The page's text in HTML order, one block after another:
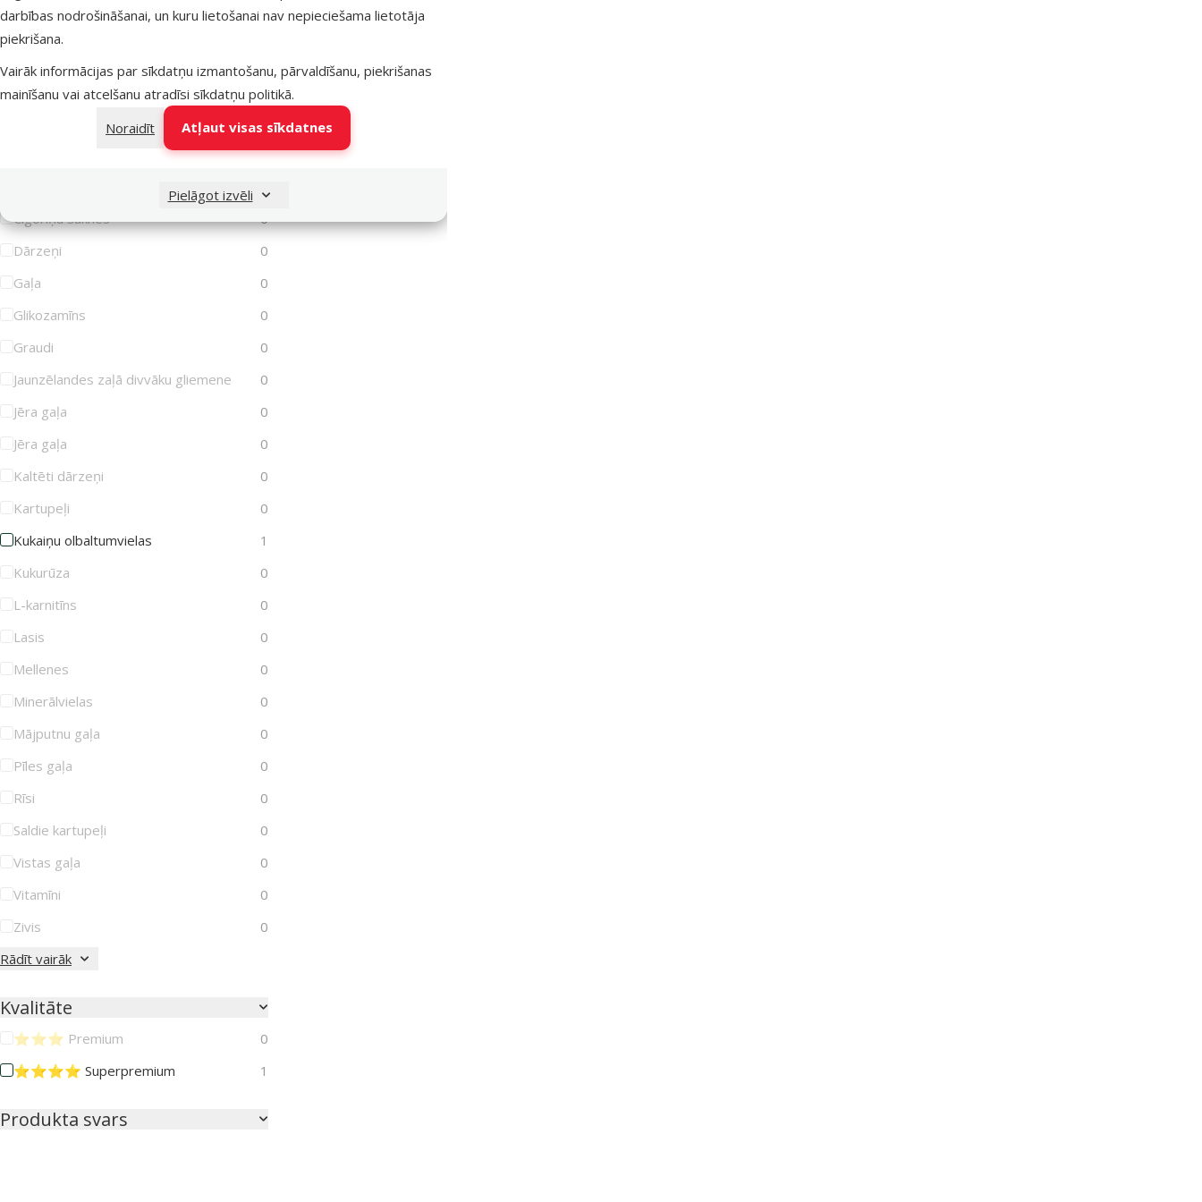
darbības nodrošināšanai, un kuru lietošanai nav nepieciešama lietotāja
piekrišana.
Vairāk informācijas par sīkdatņu izmantošanu, pārvaldīšanu, piekrišanas
mainīšanu vai atcelšanu atradīsi sīkdatņu politikā.
Noraidīt
Atļaut visas sīkdatnes
Pielāgot izvēli
Sastāvs un garšas
Atlasīt pēc: sastāvs un garšas
Augu izcelsmes produkti
0
0
Cigoriņu saknes
0
Dārzeņi
0
Gaļa
0
Glikozamīns
0
Graudi
0
Jaunzēlandes zaļā divvāku gliemene
0
Jēra gaļa
0
Jēra gaļa
0
Kaltēti dārzeņi
0
Kartupeļi
0
Kukaiņu olbaltumvielas
1
Kukurūza
0
L-karnitīns
0
Lasis
0
Mellenes
0
Minerālvielas
0
Mājputnu gaļa
0
Pīles gaļa
0
Rīsi
0
Saldie kartupeļi
0
Vistas gaļa
0
Vitamīni
0
Zivis
0
Rādīt vairāk
Kvalitāte
⭐⭐⭐ Premium
0
⭐⭐⭐⭐ Superpremium
1
Produkta svars